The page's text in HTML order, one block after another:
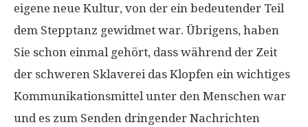
eigene neue Kultur, von der ein bedeutender Teil
dem Stepptanz gewidmet war. Übrigens, haben
Sie schon einmal gehört, dass während der Zeit
der schweren Sklaverei das Klopfen ein wichtiges
Kommunikationsmittel unter den Menschen war
und es zum Senden dringender Nachrichten